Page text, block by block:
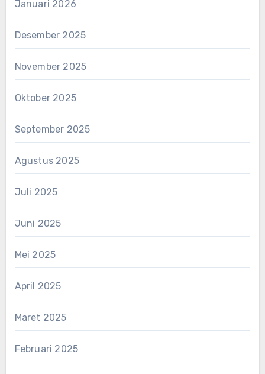
Januari 2026
Desember 2025
November 2025
Oktober 2025
September 2025
Agustus 2025
Juli 2025
Juni 2025
Mei 2025
April 2025
Maret 2025
Februari 2025